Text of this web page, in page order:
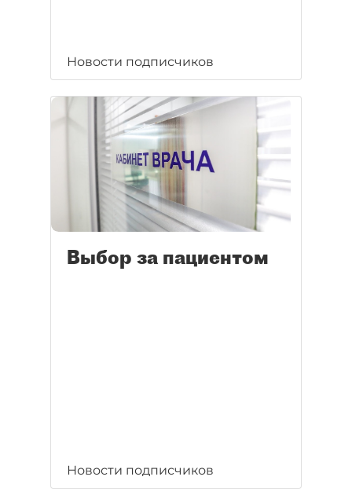
Новости подписчиков
Выбор за пациентом
Новости подписчиков